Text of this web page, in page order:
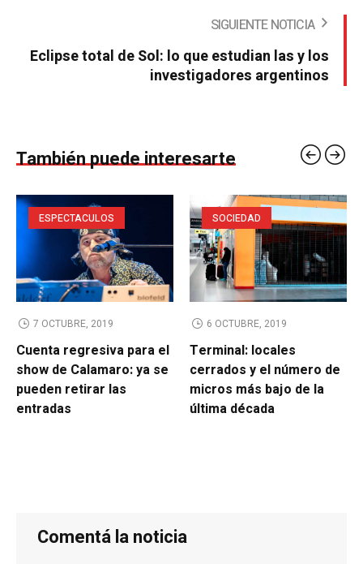
SIGUIENTE NOTICIA
Eclipse total de Sol: lo que estudian las y los
investigadores argentinos
También puede interesarte
ESPECTACULOS
7 OCTUBRE, 2019
Cuenta regresiva para el
show de Calamaro: ya se
pueden retirar las
entradas
SOCIEDAD
6 OCTUBRE, 2019
Terminal: locales
cerrados y el número de
micros más bajo de la
última década
Comentá la noticia